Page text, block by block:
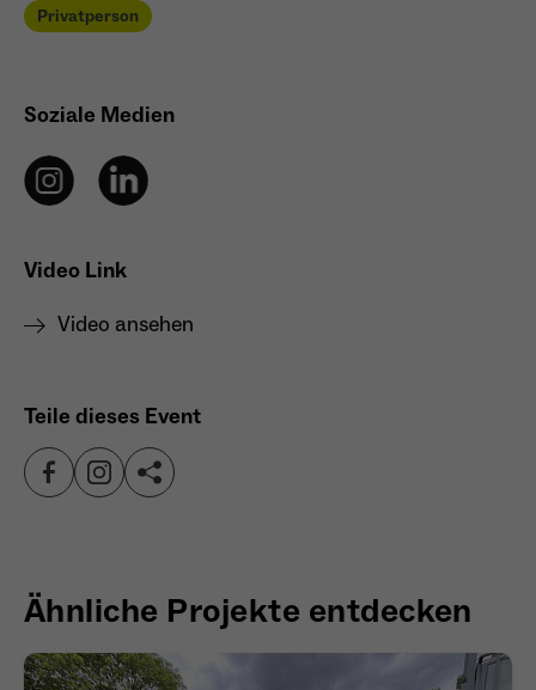
Anbieter
Zweck
- Wiedererkennung von Nutzern zwischen
Privatperson
Soziale Medien
Video Link
Video ansehen
Teile dieses Event
Ähnliche Projekte entdecken